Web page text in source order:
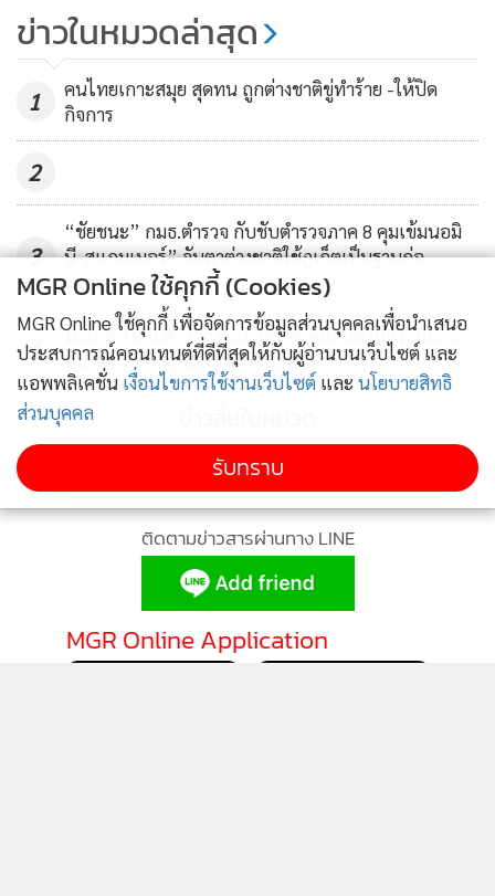
ข่าวในหมวดล่าสุด
1
คนไทยเกาะสมุย สุดทน ถูกต่างชาติขู่ทำร้าย -ให้ปิด
กิจการ
2
3
“ชัยชนะ” กมธ.ตำรวจ กับชับตำรวจภาค 8 คุมเข้มนอมิ
นี-สแกมเมอร์” จับตาต่างชาติใช้ภูเก็ตเป็นฐานก่อ
อาชญากรรม
4
ไม่รอช้า! ดาบตำรวจ สภ.ทุ่งลุง ดอดมอบตัวหลังถูกออก
หมายจับคดีครองสื่อลามกอนาจาร
ติดตามข่าวสารผ่านทาง LINE
MGR Online Application
MGR Online ใช้คุกกี้ (Cookies)
MGR Online ใช้คุกกี้ เพื่อจัดการข้อมูลส่วนบุคคลเพื่อนำเสนอ
ประสบการณ์คอนเทนต์ที่ดีที่สุดให้กับผู้อ่านบนเว็บไซต์ และ
แอพพลิเคชั่น เงื่อนไขการใช้งานเว็บไซต์ และ นโยบายสิทธิ
ส่วนบุคคล
รับทราบ